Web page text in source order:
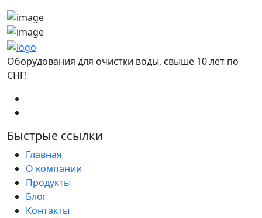
Оборудования для очистки воды, свыше 10 лет по
СНГ!
Быстрые ссылки
Главная
О компании
Продукты
Блог
Контакты